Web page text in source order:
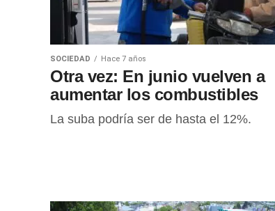
SOCIEDAD Hace 7 años
Otra vez: En junio vuelven a
aumentar los combustibles
La suba podría ser de hasta el 12%.